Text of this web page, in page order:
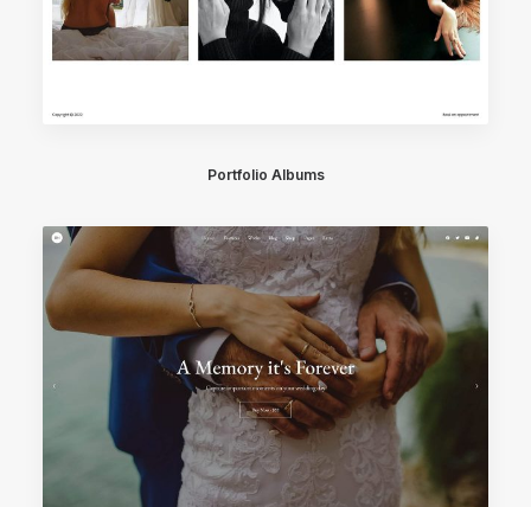
Portfolio Albums